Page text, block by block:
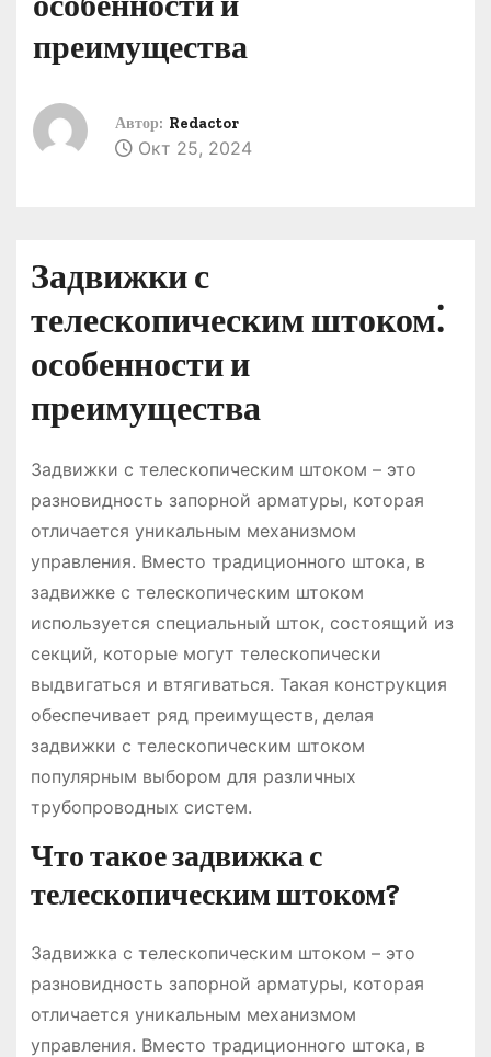
преимущества
Автор: Redactor
Окт 25, 2024
Задвижки с
телескопическим штоком⁚
особенности и
преимущества
Задвижки с телескопическим штоком – это
разновидность запорной арматуры, которая
отличается уникальным механизмом
управления. Вместо традиционного штока, в
задвижке с телескопическим штоком
используется специальный шток, состоящий из
секций, которые могут телескопически
выдвигаться и втягиваться. Такая конструкция
обеспечивает ряд преимуществ, делая
задвижки с телескопическим штоком
популярным выбором для различных
трубопроводных систем.
Что такое задвижка с
телескопическим штоком?
Задвижка с телескопическим штоком – это
разновидность запорной арматуры, которая
отличается уникальным механизмом
управления. Вместо традиционного штока, в